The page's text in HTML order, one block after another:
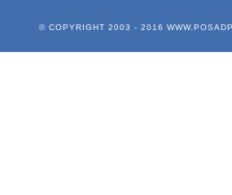
© COPYRIGHT 2003 - 2016